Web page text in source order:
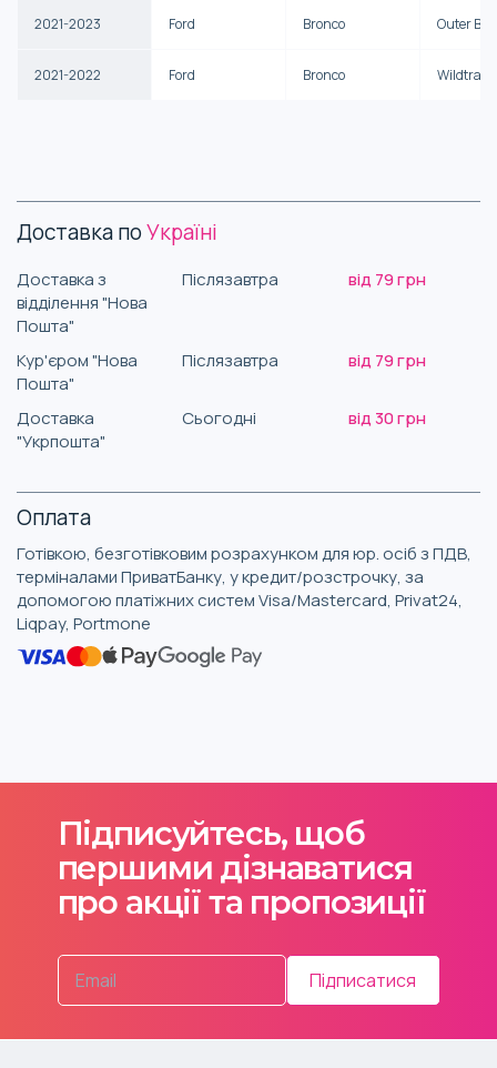
2021-2023 Ford Bronco Outer
2021-2022 Ford Bronco Wildtrak
Доставка поУкраїні
Доставка з
відділення "Нова
Пошта"
Післязавтра від 79 грн
Кур'єром "Нова
Пошта"
Післязавтра від 79 грн
Доставка
"Укрпошта"
Сьогодні від 30 грн
Оплата
Готівкою, безготівковим розрахунком для юр. осіб з ПДВ,
терміналами ПриватБанку, у кредит/розстрочку, за
допомогою платіжних систем Visa/Mastercard, Privat24,
Liqpay, Portmone
Підписуйтесь, щоб
першими дізнаватися
про акції та пропозиції
Підписатися